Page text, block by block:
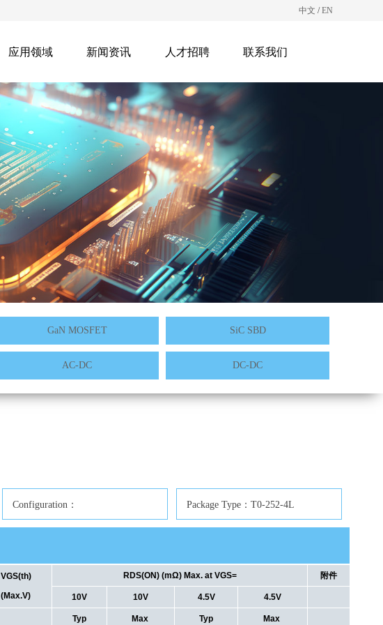
中文 /EN
应用领域 新闻资讯 人才招聘 联系我们
GaN MOSFET SiC SBD
AC-DC DC-DC
Configuration： Package Type：T0-252-4L
VGS(th)
(Max.V)
RDS(ON) (mΩ) Max. at VGS= 附件
10V 10V 4.5V 4.5V
Typ Max Typ Max